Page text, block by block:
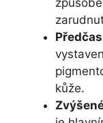
kůže.